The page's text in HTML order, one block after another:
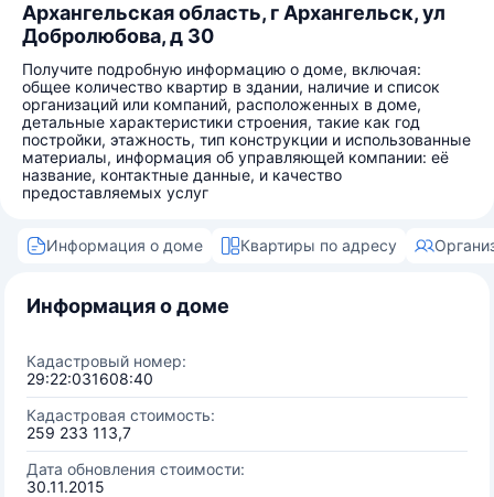
Архангельская область, г Архангельск, ул
Добролюбова, д 30
Получите подробную информацию о доме, включая:
общее количество квартир в здании, наличие и список
организаций или компаний, расположенных в доме,
детальные характеристики строения, такие как год
постройки, этажность, тип конструкции и использованные
материалы, информация об управляющей компании: её
название, контактные данные, и качество
предоставляемых услуг
Информация о доме Квартиры по адресу
Информация о доме
Кадастровый номер:
29:22:031608:40
Кадастровая стоимость:
259 233 113,7
Дата обновления стоимости:
30.11.2015